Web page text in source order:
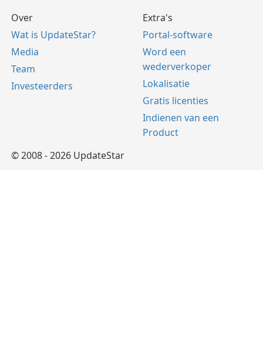
Over
Wat is UpdateStar?
Media
Team
Investeerders
Extra's
Portal-software
Word een
wederverkoper
Lokalisatie
Gratis licenties
Indienen van een
Product
© 2008 - 2026 UpdateStar